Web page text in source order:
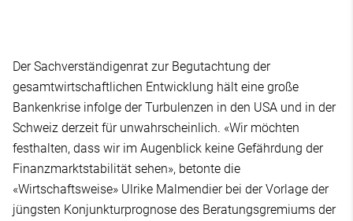
Der Sachverständigenrat zur Begutachtung der
gesamtwirtschaftlichen Entwicklung hält eine große
Bankenkrise infolge der Turbulenzen in den USA und in der
Schweiz derzeit für unwahrscheinlich. «Wir möchten
festhalten, dass wir im Augenblick keine Gefährdung der
Finanzmarktstabilität sehen», betonte die
«Wirtschaftsweise» Ulrike Malmendier bei der Vorlage der
jüngsten Konjunkturprognose des Beratungsgremiums der